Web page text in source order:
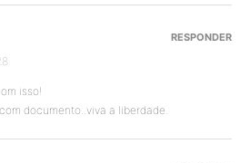
isso!
documento..viva a liberdade.
RESPONDER